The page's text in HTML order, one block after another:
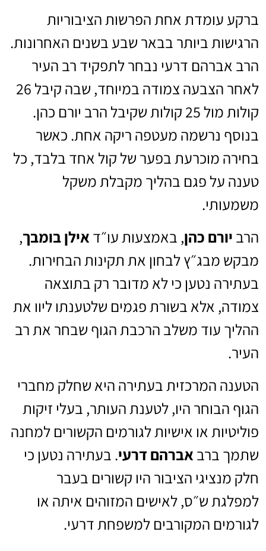
ברקע עומדת אחת הפרשות הציבוריות
הרגישות ביותר בבאר שבע בשנים האחרונות.
הרב אברהם דרעי נבחר לתפקיד רב העיר
לאחר הצבעה צמודה במיוחד, שבה קיבל 26
קולות מול 25 קולות שקיבל הרב יורם כהן.
בנוסף נרשמה מעטפה ריקה אחת. כאשר
בחירה מוכרעת בפער של קול אחד בלבד, כל
טענה על פגם בהליך מקבלת משקל
משמעותי.
הרב יורם כהן, באמצעות עו״ד אילן בומבך,
מבקש מבג״ץ לבחון את תקינות הבחירות.
בעתירה נטען כי לא מדובר רק בתוצאה
צמודה, אלא בשורת פגמים שלטענתו ליוו את
ההליך עוד משלב הרכבת הגוף שבחר את רב
העיר.
הטענה המרכזית בעתירה היא שחלק מחברי
הגוף הבוחר היו, לטענת העותר, בעלי זיקות
פוליטיות או אישיות לגורמים הקשורים למחנה
שתמך ברב אברהם דרעי. בעתירה נטען כי
חלק מנציגי הציבור היו קשורים בעבר
למפלגת ש״ס, לאישים המזוהים איתה או
לגורמים המקורבים למשפחת דרעי.